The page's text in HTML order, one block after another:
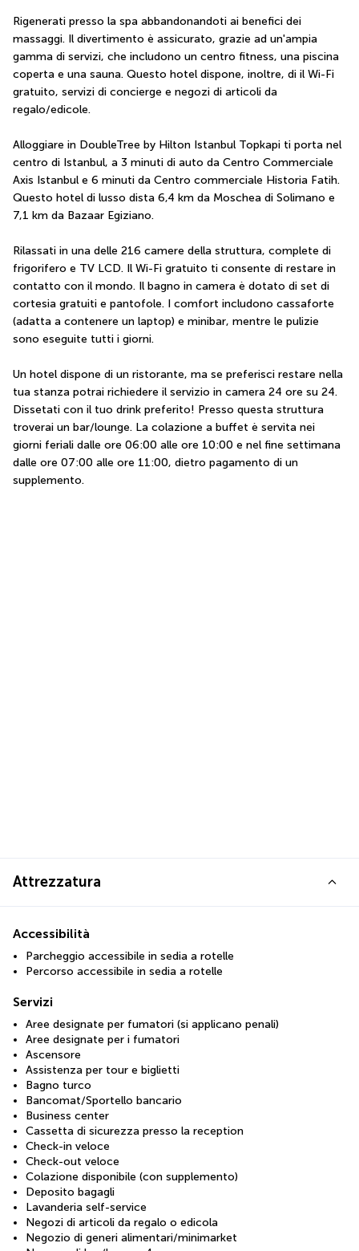
Rigenerati presso la spa abbandonandoti ai benefici dei
massaggi. Il divertimento è assicurato, grazie ad un'ampia
gamma di servizi, che includono un centro fitness, una piscina
coperta e una sauna. Questo hotel dispone, inoltre, di il Wi-Fi
gratuito, servizi di concierge e negozi di articoli da
regalo/edicole.
Alloggiare in DoubleTree by Hilton Istanbul Topkapi ti porta nel
centro di Istanbul, a 3 minuti di auto da Centro Commerciale
Axis Istanbul e 6 minuti da Centro commerciale Historia Fatih.
Questo hotel di lusso dista 6,4 km da Moschea di Solimano e
7,1 km da Bazaar Egiziano.
Rilassati in una delle 216 camere della struttura, complete di
frigorifero e TV LCD. Il Wi-Fi gratuito ti consente di restare in
contatto con il mondo. Il bagno in camera è dotato di set di
cortesia gratuiti e pantofole. I comfort includono cassaforte
(adatta a contenere un laptop) e minibar, mentre le pulizie
sono eseguite tutti i giorni.
Un hotel dispone di un ristorante, ma se preferisci restare nella
tua stanza potrai richiedere il servizio in camera 24 ore su 24.
Dissetati con il tuo drink preferito! Presso questa struttura
troverai un bar/lounge. La colazione a buffet è servita nei
giorni feriali dalle ore 06:00 alle ore 10:00 e nel fine settimana
dalle ore 07:00 alle ore 11:00, dietro pagamento di un
supplemento.
Attrezzatura
Accessibilità
Parcheggio accessibile in sedia a rotelle
Percorso accessibile in sedia a rotelle
Servizi
Aree designate per fumatori (si applicano penali)
Aree designate per i fumatori
Ascensore
Assistenza per tour e biglietti
Bagno turco
Bancomat/Sportello bancario
Business center
Cassetta di sicurezza presso la reception
Check-in veloce
Check-out veloce
Colazione disponibile (con supplemento)
Deposito bagagli
Lavanderia self-service
Negozi di articoli da regalo o edicola
Negozio di generi alimentari/minimarket